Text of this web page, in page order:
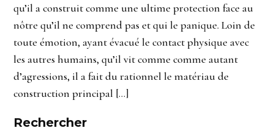
qu’il a construit comme une ultime protection face au
nôtre qu’il ne comprend pas et qui le panique. Loin de
toute émotion, ayant évacué le contact physique avec
les autres humains, qu’il vit comme comme autant
d’agressions, il a fait du rationnel le matériau de
construction principal […]
Rechercher